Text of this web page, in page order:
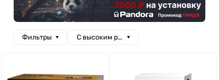
Фильтры С высоким рейтингом